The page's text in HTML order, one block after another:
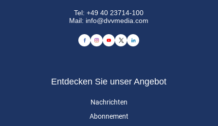
Tel:+49 40 23714-100
Mail: info@dvvmedia.com
Entdecken Sie unser Angebot
Nachrichten
Abonnement